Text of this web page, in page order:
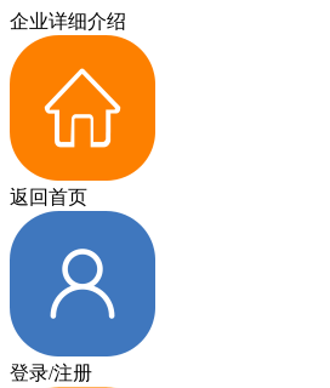
企业详细介绍
返回首页
登录/注册